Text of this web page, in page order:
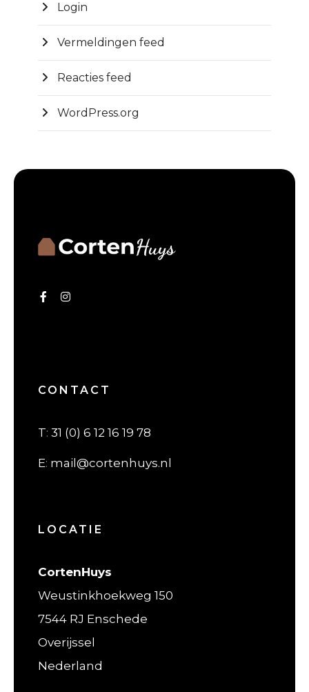
Login
Vermeldingen feed
Reacties feed
WordPress.org
CONTACT
T: 31 (0) 6 12 16 19 78
E: mail@cortenhuys.nl
LOCATIE
CortenHuys
Weustinkhoekweg 150
7544 RJ Enschede
Overijssel
Nederland